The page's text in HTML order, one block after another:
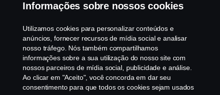
Programa de Rotulagem Veicular
Política de Cookies
Configurações de cookies
Informações sobre nossos cookies
Utilizamos cookies para personalizar conteúdos e
anúncios, fornecer recursos de mídia social e analisar
nosso tráfego. Nós também compartilhamos
informações sobre a sua utilização do nosso site com
nossos parceiros de mídia social, publicidade e análise.
Ao clicar em "Aceito", você concorda em dar seu
consentimento para que todos os cookies sejam usados